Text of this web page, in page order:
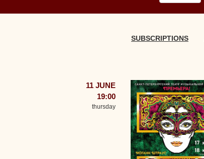
SUBSCRIPTIONS
11 JUNE
19:00
thursday